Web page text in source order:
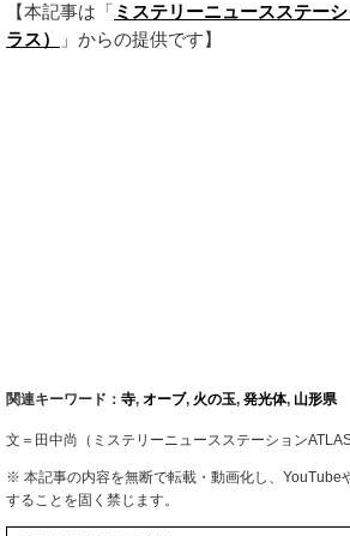
【本記事は「 ミステリーニュースステー
ラス）
」からの提供です】
関連キーワード： 寺, オーブ, 火の玉, 発光体, 山形県
文＝田中尚（ミステリーニュースステーションATLAS
※ 本記事の内容を無断で転載・動画化し、YouTube
することを固く禁じます。